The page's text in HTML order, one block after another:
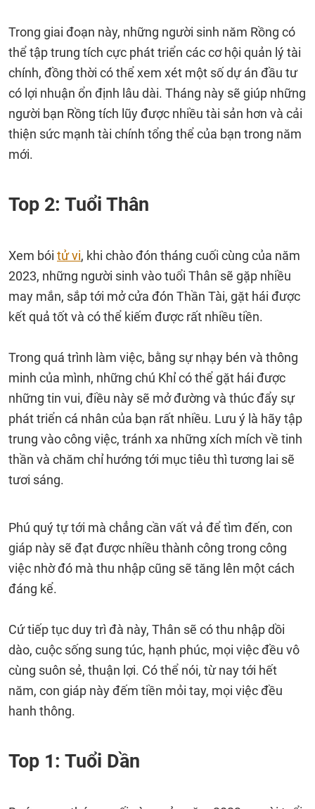
Trong giai đoạn này, những người sinh năm Rồng có
thể tập trung tích cực phát triển các cơ hội quản lý tài
chính, đồng thời có thể xem xét một số dự án đầu tư
có lợi nhuận ổn định lâu dài. Tháng này sẽ giúp những
người bạn Rồng tích lũy được nhiều tài sản hơn và cải
thiện sức mạnh tài chính tổng thể của bạn trong năm
mới.
Top 2: Tuổi Thân
Xem bói tử vi, khi chào đón tháng cuối cùng của năm
2023, những người sinh vào tuổi Thân sẽ gặp nhiều
may mắn, sắp tới mở cửa đón Thần Tài, gặt hái được
kết quả tốt và có thể kiếm được rất nhiều tiền.
Trong quá trình làm việc, bằng sự nhạy bén và thông
minh của mình, những chú Khỉ có thể gặt hái được
những tin vui, điều này sẽ mở đường và thúc đẩy sự
phát triển cá nhân của bạn rất nhiều. Lưu ý là hãy tập
trung vào công việc, tránh xa những xích mích về tinh
thần và chăm chỉ hướng tới mục tiêu thì tương lai sẽ
tươi sáng.
Phú quý tự tới mà chẳng cần vất vả để tìm đến, con
giáp này sẽ đạt được nhiều thành công trong công
việc nhờ đó mà thu nhập cũng sẽ tăng lên một cách
đáng kể.
Cứ tiếp tục duy trì đà này, Thân sẽ có thu nhập dồi
dào, cuộc sống sung túc, hạnh phúc, mọi việc đều vô
cùng suôn sẻ, thuận lợi. Có thể nói, từ nay tới hết
năm, con giáp này đếm tiền mỏi tay, mọi việc đều
hanh thông.
Top 1: Tuổi Dần